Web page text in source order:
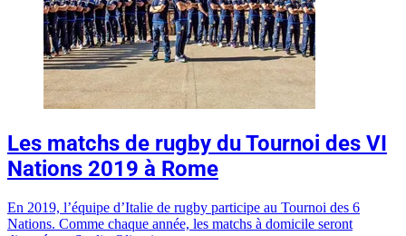
Les matchs de rugby du Tournoi des VI
Nations 2019 à Rome
En 2019, l’équipe d’Italie de rugby participe au Tournoi des 6
Nations. Comme chaque année, les matchs à domicile seront